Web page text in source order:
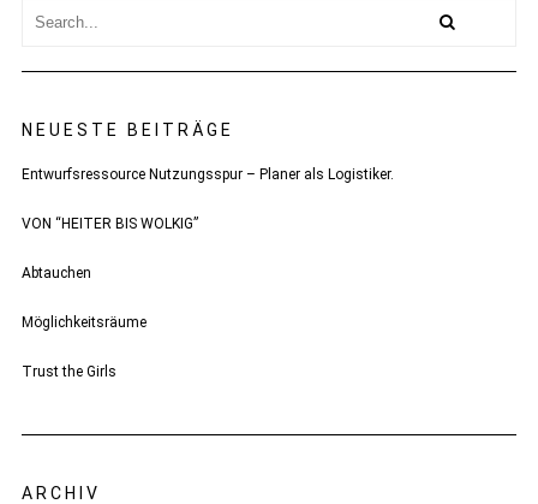
NEUESTE BEITRÄGE
Entwurfsressource Nutzungsspur – Planer als Logistiker.
VON “HEITER BIS WOLKIG”
Abtauchen
Möglichkeitsräume
Trust the Girls
ARCHIV